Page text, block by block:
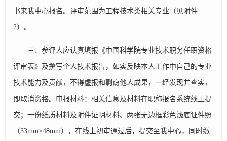
书来我中心报名。评审范围为工程技术类相关专业（见附件
2）。
三、参评人应认真填报《中国科学院专业技术职务任职资格
评审表》及撰写个人技术报告，如实反映本人工作中自己的专业
技术能力及贡献，不得虚报和剽窃他人成果，一经发现并查实，
即取消资格。申报材料：相关信息及材料在职称报名系统线上提
交；一份纸质材料及附件证明材料、两张无边框彩色浅底证件照
（33mm×48mm），在线上初审通过后，提交至我中心，同时缴